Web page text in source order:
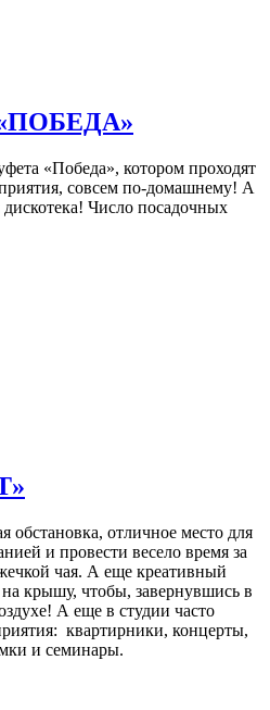
«Победа», котором проходят
совсем по-домашнему! А
Число посадочных
обстановка, отличное место для
и провести весело время за
чая. А еще креативный
крышу, чтобы, завернувшись в
А еще в студии часто
квартирники, концерты,
и семинары.